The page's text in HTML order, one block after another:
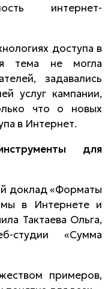
интернет-
доступа в
тема не могла
задавались
услуг кампании,
что о новых
в Интернет.
для
доклад «Форматы
в Интернете и
Тактаева Ольга,
студии «Сумма
примеров,